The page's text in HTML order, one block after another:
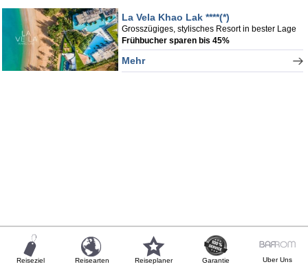
La Vela Khao Lak ****(*)
Grosszügiges, stylisches Resort in bester Lage
Frühbucher sparen bis 45%
Mehr
Reiseziel Reisearten Reiseplaner Garantie Uber Uns